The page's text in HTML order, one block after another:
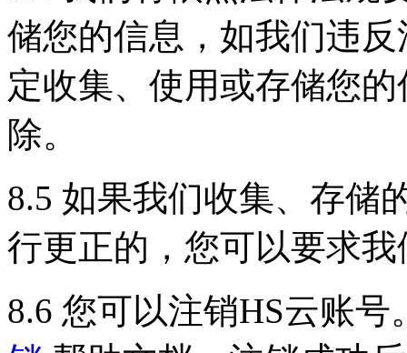
储您的信息，如我们违
定收集、使用或存储您
除。
8.5 如果我们收集、存储
行更正的，您可以要求
8.6 您可以注销HS云账